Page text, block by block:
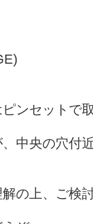
ンセット
中央の穴付
の上、ご検